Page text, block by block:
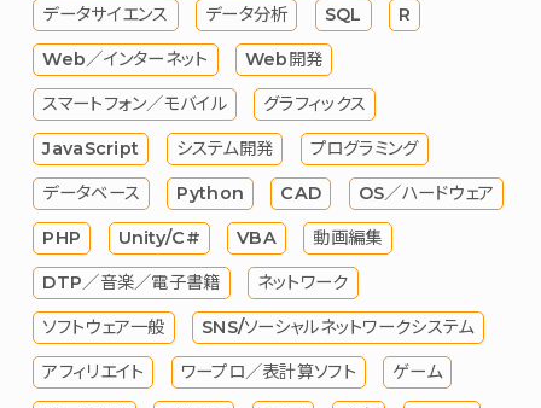
データサイエンス データ分析 SQL R
Web／インターネット Web開発
スマートフォン／モバイル グラフィックス
JavaScript システム開発 プログラミング
データベース Python CAD OS／ハードウェア
PHP Unity/C# VBA 動画編集
DTP／音楽／電子書籍 ネットワーク
ソフトウェア一般 SNS/ソーシャルネットワークシステム
アフィリエイト ワープロ／表計算ソフト ゲーム